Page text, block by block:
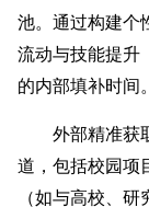
池。通过构建个
流动与技能提升
的内部填补时间。
外部精准获
道，包括校园项
（如与高校、研